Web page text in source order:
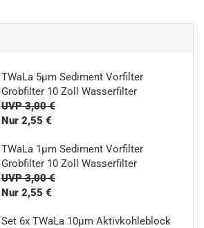
TWaLa 5µm Sediment Vorfilter
Grobfilter 10 Zoll Wasserfilter
UVP 3,00 €
Nur 2,55 €
TWaLa 1µm Sediment Vorfilter
Grobfilter 10 Zoll Wasserfilter
UVP 3,00 €
Nur 2,55 €
Set 6x TWaLa 10µm Aktivkohleblock